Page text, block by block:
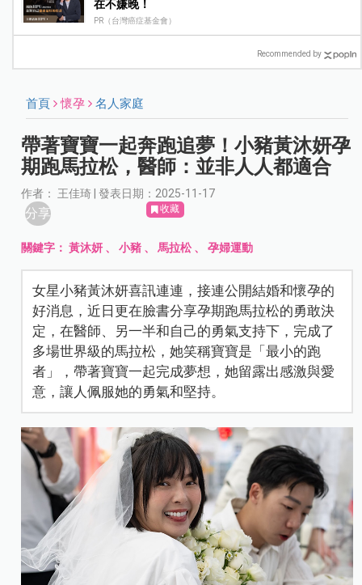
在不嫌晚！
PR（台灣癌症基金會）
Recommended by
首頁 懷孕 名人家庭
帶著寶寶一起奔跑追夢！小豬黃沐妍孕
期跑馬拉松，醫師：並非人人都適合
作者： 王佳琦 | 發表日期：2025-11-17
分享 收藏
關鍵字：黃沐妍 、小豬 、馬拉松、孕婦運動
女星小豬黃沐妍喜訊連連，接連公開結婚和懷孕的
好消息，近日更在臉書分享孕期跑馬拉松的勇敢決
定，在醫師、另一半和自己的勇氣支持下，完成了
多場世界級的馬拉松，她笑稱寶寶是「最小的跑
者」，帶著寶寶一起完成夢想，她留露出感激與愛
意，讓人佩服她的勇氣和堅持。